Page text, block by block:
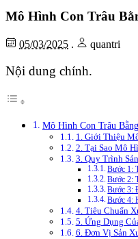
Mô Hình Con Trâu
05/03/2025 . quantri
Nội dung chính.
Mô Hình Con Trâu
1. Giới Thiệu
2. Tại Sao Mô
3. Quy Trình
Bước 1:
Bước 2:
Bước 3:
Bước 4:
4. Tiêu Chuẩn
5. Ứng Dụng
6. Đơn Vị Sản